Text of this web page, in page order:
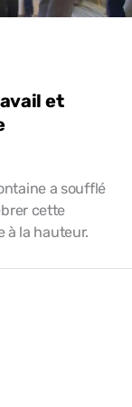
et
a soufflé
cette
à la hauteur.